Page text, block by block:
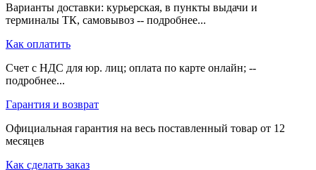
Варианты доставки: курьерская, в пункты выдачи и
терминалы ТК, самовывоз -- подробнее...
Как оплатить
Счет с НДС для юр. лиц; оплата по карте онлайн; --
подробнее...
Гарантия и возврат
Официальная гарантия на весь поставленный товар от 12
месяцев
Как сделать заказ